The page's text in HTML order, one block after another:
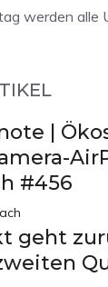
werden alle
|
#456
geht